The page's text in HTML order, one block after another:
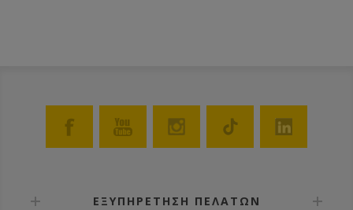
ΕΞΥΠΗΡΕΤΗΣΗ ΠΕΛΑΤΩΝ